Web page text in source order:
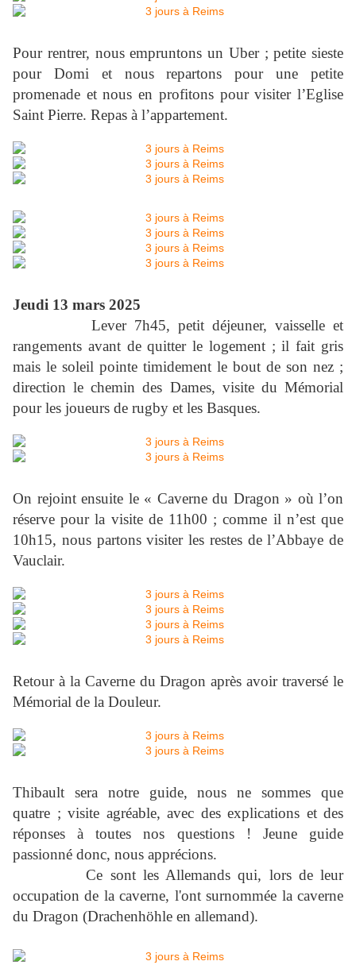
Pour rentrer, nous empruntons un Uber ; petite sieste
pour Domi et nous repartons pour une petite
promenade et nous en profitons pour visiter l’Eglise
Saint Pierre. Repas à l’appartement.
Jeudi 13 mars 2025
Lever 7h45, petit déjeuner, vaisselle et
rangements avant de quitter le logement ; il fait gris
mais le soleil pointe timidement le bout de son nez ;
direction le chemin des Dames, visite du Mémorial
pour les joueurs de rugby et les Basques.
On rejoint ensuite le « Caverne du Dragon » où l’on
réserve pour la visite de 11h00 ; comme il n’est que
10h15, nous partons visiter les restes de l’Abbaye de
Vauclair.
Retour à la Caverne du Dragon après avoir traversé le
Mémorial de la Douleur.
Thibault sera notre guide, nous ne sommes que
quatre ; visite agréable, avec des explications et des
réponses à toutes nos questions ! Jeune guide
passionné donc, nous apprécions.
Ce sont les Allemands qui, lors de leur
occupation de la caverne, l'ont surnommée la caverne
du Dragon (Drachenhöhle en allemand).